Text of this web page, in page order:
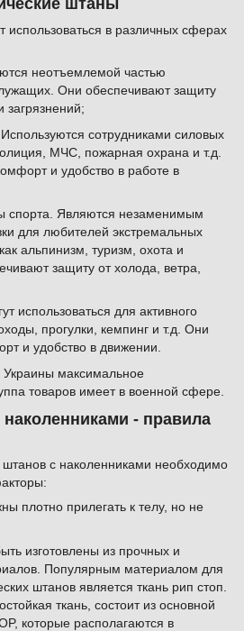
использоваться в различных сферах
неотъемлемой частью
Они обеспечивают защиту
загрязнений;
сотрудниками силовых
МЧС, пожарная охрана и т.д.
и удобство в работе в
спорта. Являются незаменимым
для любителей экстремальных
альпинизм, туризм, охота и
защиту от холода, ветра,
использоваться для активного
прогулки, кемпинг и т.д. Они
и удобство в движении.
максимальное
товаров имеет в военной сфере.
- правила
штанов с наколенниками необходимо
плотно прилегать к телу, но не
изготовлены из прочных и
Популярным материалом для
штанов является ткань рип стоп.
ткань, состоит из основной
которые располагаются в